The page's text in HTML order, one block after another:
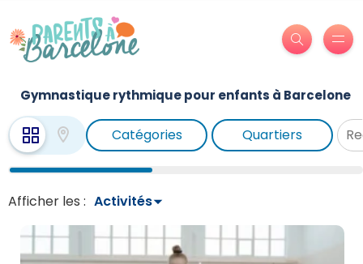
Gymnastique rythmique pour enfants à Barcelone
Catégories Quartiers
Afficher les :